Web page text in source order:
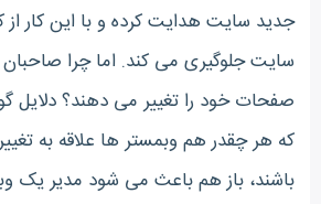
جدید سایت هدایت کرده و با این کار
صفحات خود را تغییر می دهند؟ دلایل
که هر چقدر هم وبمستر ها علاقه به
باشند، باز هم باعث می شود مدیر یک